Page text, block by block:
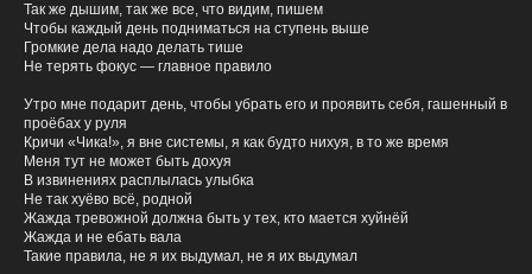
Так же дышим, так же все, что видим, пишем
Чтобы каждый день подниматься на ступень выше
Громкие дела надо делать тише
Не терять фокус — главное правило
Утро мне подарит день, чтобы убрать его и проявить себя, гашенный в
проёбах у руля
Кричи «Чика!», я вне системы, я как будто нихуя, в то же время
Меня тут не может быть дохуя
В извинениях расплылась улыбка
Не так хуёво всё, родной
Жажда тревожной должна быть у тех, кто мается хуйнёй
Жажда и не ебать вала
Такие правила, не я их выдумал, не я их выдумал